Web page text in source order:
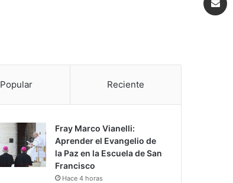
Popular Reciente
Fray Marco Vianelli:
Aprender el Evangelio de
la Paz en la Escuela de San
Francisco
Hace 4 horas